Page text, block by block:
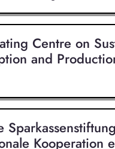
Centre on
and
Kooperation